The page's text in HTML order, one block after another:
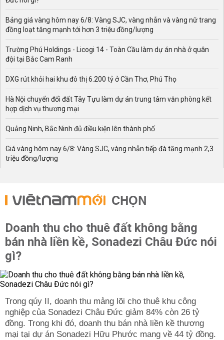
Bảng giá vàng hôm nay 6/8: Vàng SJC, vàng nhẫn và vàng nữ trang
đồng loạt tăng mạnh tới hơn 3 triệu đồng/lượng
Trường Phú Holdings - Licogi 14 - Toàn Cầu làm dự án nhà ở quân
đội tại Bắc Cam Ranh
DXG rút khỏi hai khu đô thị 6.200 tỷ ở Cần Thơ, Phú Thọ
Hà Nội chuyển đổi đất Tây Tựu làm dự án trung tâm văn phòng kết
hợp dịch vụ thương mại
Quảng Ninh, Bắc Ninh đủ điều kiện lên thành phố
Giá vàng hôm nay 6/8: Vàng SJC, vàng nhẫn tiếp đà tăng mạnh 2,3
triệu đồng/lượng
CHỌN
Doanh thu cho thuê đất không bằng
bán nhà liền kề, Sonadezi Châu Đức nói
gì?
Trong qúy II, doanh thu mảng lõi cho thuê khu công
nghiệp của Sonadezi Châu Đức giảm 84% còn 26 tỷ
đồng. Trong khi đó, doanh thu bán nhà liền kề thương
mại tại dự án Sonadezi Hữu Phước mang về 44 tỷ đồng.